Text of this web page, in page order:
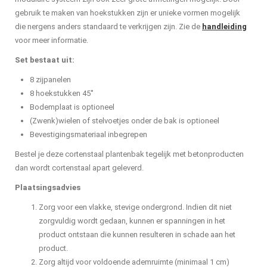
gebruik te maken van hoekstukken zijn er unieke vormen mogelijk
die nergens anders standaard te verkrijgen zijn. Zie de handleiding
voor meer informatie.
Set bestaat uit:
8 zijpanelen
8 hoekstukken 45˚
Bodemplaat is optioneel
(Zwenk)wielen of stelvoetjes onder de bak is optioneel
Bevestigingsmateriaal inbegrepen
Bestel je deze cortenstaal plantenbak tegelijk met betonproducten
dan wordt cortenstaal apart geleverd.
Plaatsingsadvies
Zorg voor een vlakke, stevige ondergrond. Indien dit niet
zorgvuldig wordt gedaan, kunnen er spanningen in het
product ontstaan die kunnen resulteren in schade aan het
product.
Zorg altijd voor voldoende ademruimte (minimaal 1 cm)